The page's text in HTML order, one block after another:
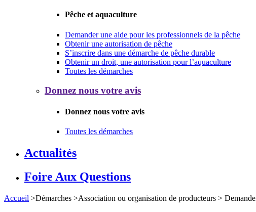
Pêche et aquaculture
Demander une aide pour les professionnels de la pêche
Obtenir une autorisation de pêche
S’inscrire dans une démarche de pêche durable
Obtenir un droit, une autorisation pour l’aquaculture
Toutes les démarches
Donnez nous votre avis
Donnez nous votre avis
Toutes les démarches
Actualités
Foire Aux Questions
Accueil >Démarches >Association ou organisation de producteurs >